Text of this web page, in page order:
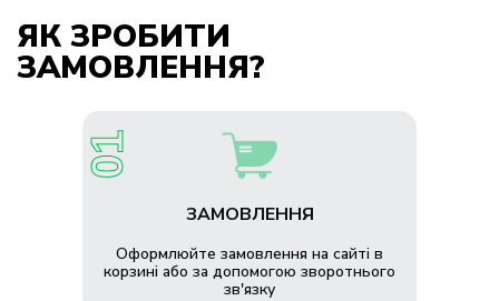
ЯК ЗРОБИТИ
ЗАМОВЛЕННЯ?
ЗАМОВЛЕННЯ
Оформлюйте замовлення на сайті в
корзині або за допомогою зворотнього
зв'язку